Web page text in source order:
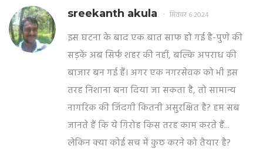
sreekanth akula सितंबर 6 2024
इस घटना के बाद एक बात साफ हो गई है-पुणे की
सड़कें अब सिर्फ शहर की नहीं, बल्कि अपराध की
बाजार बन गई हैं। अगर एक नगरसेवक को भी इस
तरह निशाना बना दिया जा सकता है, तो सामान्य
नागरिक की जिंदगी कितनी असुरक्षित है? हम सब
जानते हैं कि ये गिरोह किस तरह काम करते हैं...
लेकिन क्या कोई सच में कुछ करने को तैयार है?